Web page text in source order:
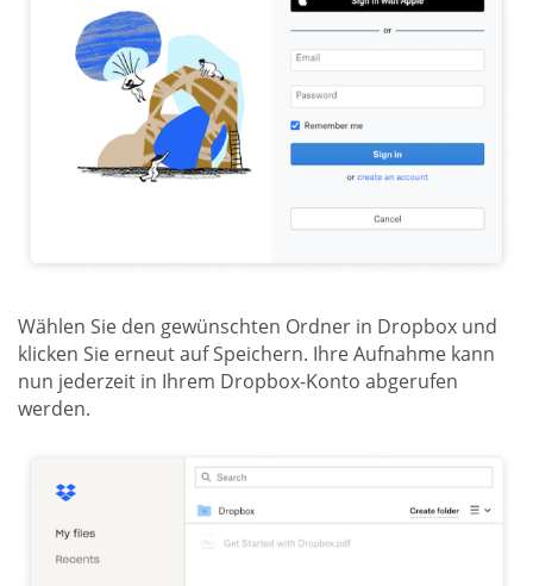
Wählen Sie den gewünschten Ordner in Dropbox und
klicken Sie erneut auf Speichern. Ihre Aufnahme kann
nun jederzeit in Ihrem Dropbox-Konto abgerufen
werden.